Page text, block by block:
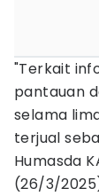
"Terkait
pantauan
selama
terjual
Humasda
(26/3/